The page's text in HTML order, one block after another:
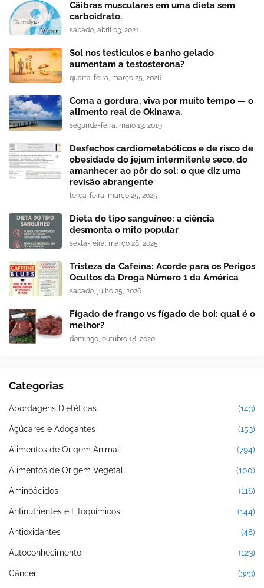
Cãibras musculares em uma dieta sem
carboidrato.
sábado, abril 03, 2021
Sol nos testículos e banho gelado
aumentam a testosterona?
quarta-feira, março 25, 2026
Coma a gordura, viva por muito tempo — o
alimento real de Okinawa.
segunda-feira, maio 13, 2019
Desfechos cardiometabólicos e de risco de
obesidade do jejum intermitente seco, do
amanhecer ao pôr do sol: o que diz uma
revisão abrangente
terça-feira, março 25, 2025
Dieta do tipo sanguíneo: a ciência
desmonta o mito popular
sexta-feira, março 28, 2025
Tristeza da Cafeína: Acorde para os Perigos
Ocultos da Droga Número 1 da América
sábado, julho 25, 2026
Fígado de frango vs fígado de boi: qual é o
melhor?
domingo, outubro 18, 2020
Categorias
Abordagens Dietéticas (143)
Açúcares e Adoçantes (153)
Alimentos de Origem Animal (794)
Alimentos de Origem Vegetal (100)
Aminoácidos (116)
Antinutrientes e Fitoquímicos (144)
Antioxidantes (48)
Autoconhecimento (123)
Câncer (323)